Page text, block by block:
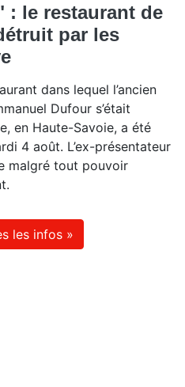
: le restaurant de
par les
dans lequel l’ancien
Dufour s’était
en Haute-Savoie, a été
4 août. L’ex-présentateur
malgré tout pouvoir
les infos »